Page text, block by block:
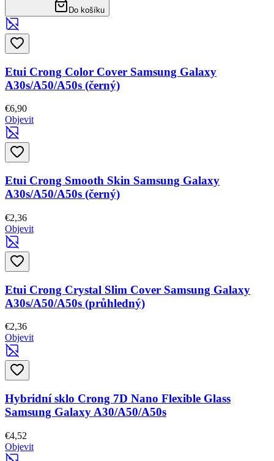
Do košíku
Etui Crong Color Cover Samsung Galaxy
A30s/A50/A50s (černý)
€6,90
Objevit
Etui Crong Smooth Skin Samsung Galaxy
A30s/A50/A50s (černý)
€2,36
Objevit
Etui Crong Crystal Slim Cover Samsung Galaxy
A30s/A50/A50s (průhledný)
€2,36
Objevit
Hybridní sklo Crong 7D Nano Flexible Glass
Samsung Galaxy A30/A50/A50s
€4,52
Objevit